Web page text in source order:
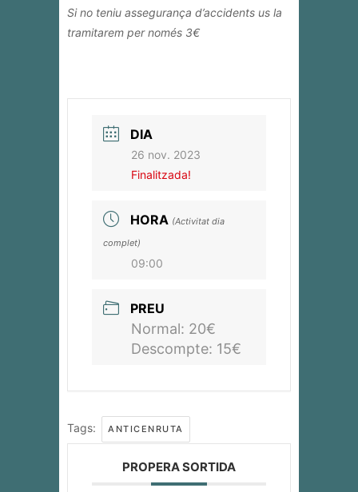
Si no teniu assegurança d’accidents us la
tramitarem per només 3€
DIA
26 nov. 2023
Finalitzada!
HORA (Activitat dia
complet)
09:00
PREU
Normal: 20€
Descompte: 15€
Tags: ANTICENRUTA
PROPERA SORTIDA